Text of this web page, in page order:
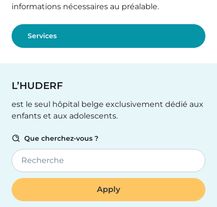
informations nécessaires au préalable.
Services
L’HUDERF
est le seul hôpital belge exclusivement dédié aux
enfants et aux adolescents.
Que cherchez-vous ?
Recherche